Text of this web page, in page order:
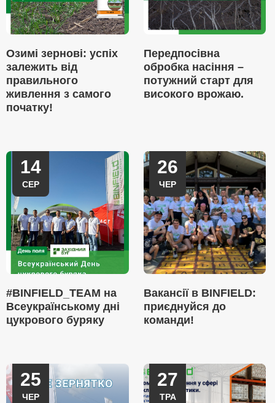
Озимі зернові: успіх
залежить від
правильного
живлення з самого
початку!
Передпосівна
обробка насіння –
потужний старт для
високого врожаю.
14
СЕР
#BINFIELD_TEAM на
Всеукраїнському дні
цукрового буряку
26
ЧЕР
Вакансії в BINFIELD:
приєднуйся до
команди!
25
ЧЕР
27
ТРА